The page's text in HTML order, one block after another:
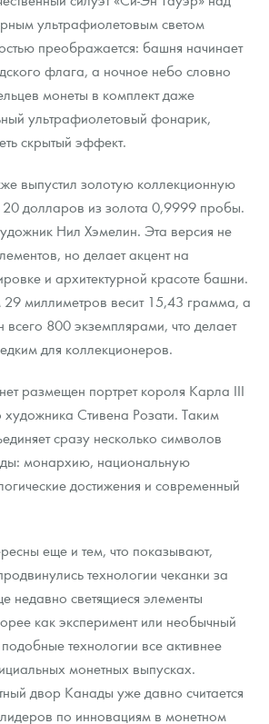
ультрафиолетовым светом
преображается: башня начинает
флага, а ночное небо словно
монеты в комплект даже
ультрафиолетовый фонарик,
скрытый эффект.
выпустил золотую коллекционную
долларов из золота 0,9999 пробы.
Нил Хэмелин. Эта версия не
но делает акцент на
и архитектурной красоте башни.
миллиметров весит 15,43 грамма, а
всего 800 экземплярами, что делает
для коллекционеров.
размещен портрет короля Карла III
Стивена Розати. Таким
сразу несколько символов
монархию, национальную
достижения и современный
еще и тем, что показывают,
технологии чеканки за
недавно светящиеся элементы
как эксперимент или необычный
технологии все активнее
монетных выпусках.
двор Канады уже давно считается
по инновациям в монетном